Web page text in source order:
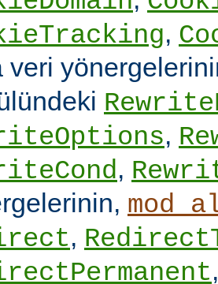
,
veri
,
,
,